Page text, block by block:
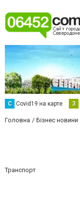
С Сovid19 на карте З
Головна Бізнес новини
Транспорт